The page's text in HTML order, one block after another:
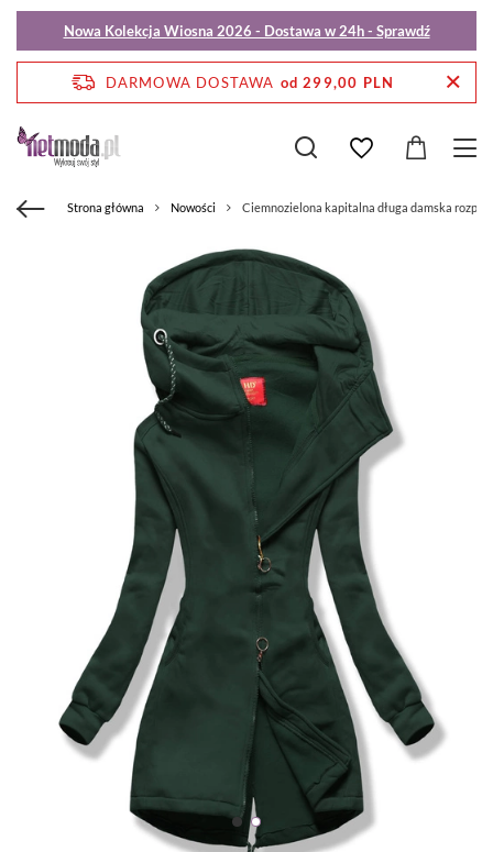
Nowa Kolekcja Wiosna 2026 - Dostawa w 24h - Sprawdź
DARMOWA DOSTAWA od 299,00 PLN
Strona główna Nowości Ciemnozielona kapitalna długa damska